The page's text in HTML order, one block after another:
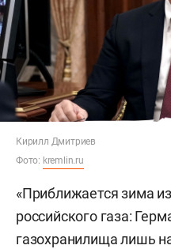
Кирилл Дмитриев
Фото: kremlin.ru
«Приближается зима
российского газа:
газохранилища лишь